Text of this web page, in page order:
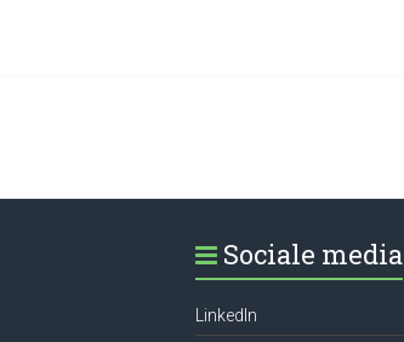
Sociale media
LinkedIn